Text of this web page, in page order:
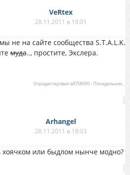
VeRtex
28.11.2011 в 18:01
не на сайте сообщества
муда.., простите, Экслера.
Отредактировалa8758099- Понедельник,
Arhangel
28.11.2011 в 18:03
хоячком или быдлом нынче модно?